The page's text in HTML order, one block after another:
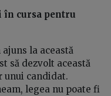
în cursa pentru
la această
să dezvolt această
unui candidat.
legea nu poate fi